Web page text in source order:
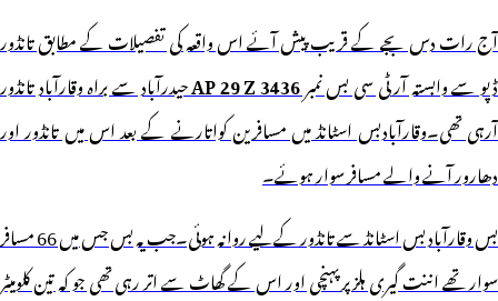
آج رات دس بجے کے قریب پیش آئے اس واقعہ کی تفصیلات کے مطابق تانڈور
ڈپو سے وابستہ آر ٹی سی بس نمبرAP 29 Z 3436حیدرآباد سے براہ وقارآباد تانڈور
آرہی تھی۔وقارآبادبس اسٹانڈ میں مسافرین کواتارنے کے بعد اس میں تانڈور اور
دھارور آنے والے مسافر سوار ہوئے۔
بس وقارآباد بس اسٹانڈ سے تانڈور کےلیے روانہ ہوئی۔جب یہ بس جس میں 66 مسافر
سوار تھے اننت گیری ہلز پرپہنچی اور اس کے گھاٹ سے اتر رہی تھی جو کہ تین کلومیٹر